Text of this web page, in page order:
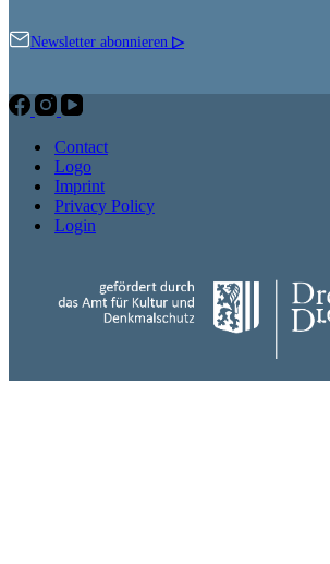
Newsletter abonnieren ▷
Contact
Logo
Imprint
Privacy Policy
Login